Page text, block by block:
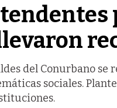
del Conurbano
sociales.